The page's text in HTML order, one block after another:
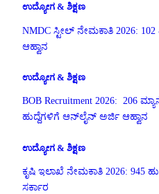
ಉದ್ಯೋಗ & ಶಿಕ್ಷಣ
NMDC ಸ್ಟೀಲ್ ನೇಮಕಾತಿ 2026:
ಆಹ್ವಾನ
ಉದ್ಯೋಗ & ಶಿಕ್ಷಣ
BOB Recruitment 2026: 206
ಹುದ್ದೆಗಳಿಗೆ ಆನ್‌ಲೈನ್ ಅರ್ಜಿ ಆಹ್ವಾನ
ಉದ್ಯೋಗ & ಶಿಕ್ಷಣ
ಕೃಷಿ ಇಲಾಖೆ ನೇಮಕಾತಿ 2026: 945
ಸರ್ಕಾರ